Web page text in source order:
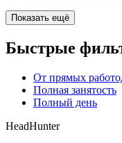
Показать ещё
Быстрые
От прямых
Полная занятость
Полный день
HeadHunter